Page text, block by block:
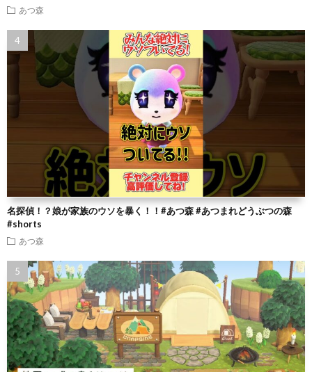
あつ森
名探偵！？娘が家族のウソを暴く！！#あつ森 #あつまれどうぶつの森
#shorts
あつ森